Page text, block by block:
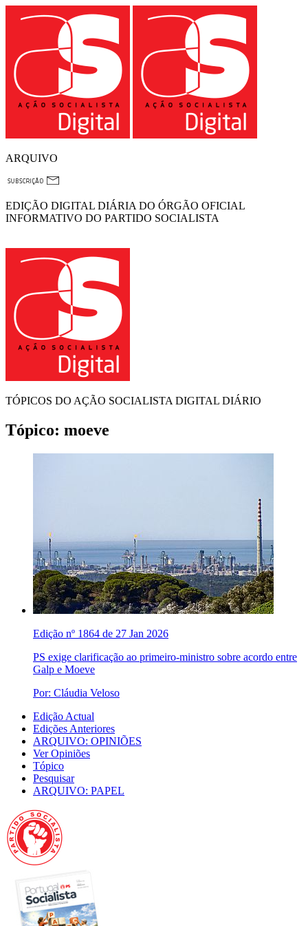
ARQUIVO
EDIÇÃO DIGITAL DIÁRIA DO ÓRGÃO OFICIAL
INFORMATIVO DO PARTIDO SOCIALISTA
TÓPICOS DO AÇÃO SOCIALISTA DIGITAL DIÁRIO
Tópico: moeve
Edição nº 1864 de 27 Jan 2026
PS exige clarificação ao primeiro-ministro sobre acordo entre
Galp e Moeve
Por: Cláudia Veloso
Edição Actual
Edições Anteriores
ARQUIVO: OPINIÕES
Ver Opiniões
Tópico
Pesquisar
ARQUIVO: PAPEL